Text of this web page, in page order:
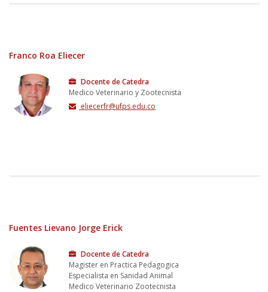
Franco Roa Eliecer
Docente de Catedra
Medico Veterinario y Zootecnista
eliecerfr@ufps.edu.co
Fuentes Lievano Jorge Erick
Docente de Catedra
Magister en Practica Pedagogica
Especialista en Sanidad Animal
Medico Veterinario Zootecnista